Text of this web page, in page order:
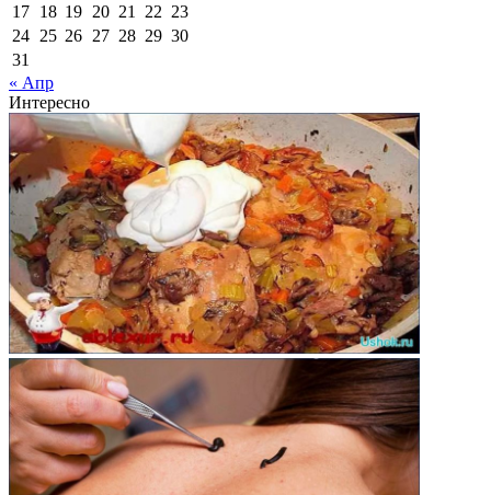
17 18 19 20 21 22 23
24 25 26 27 28 29 30
31
« Апр
Интересно